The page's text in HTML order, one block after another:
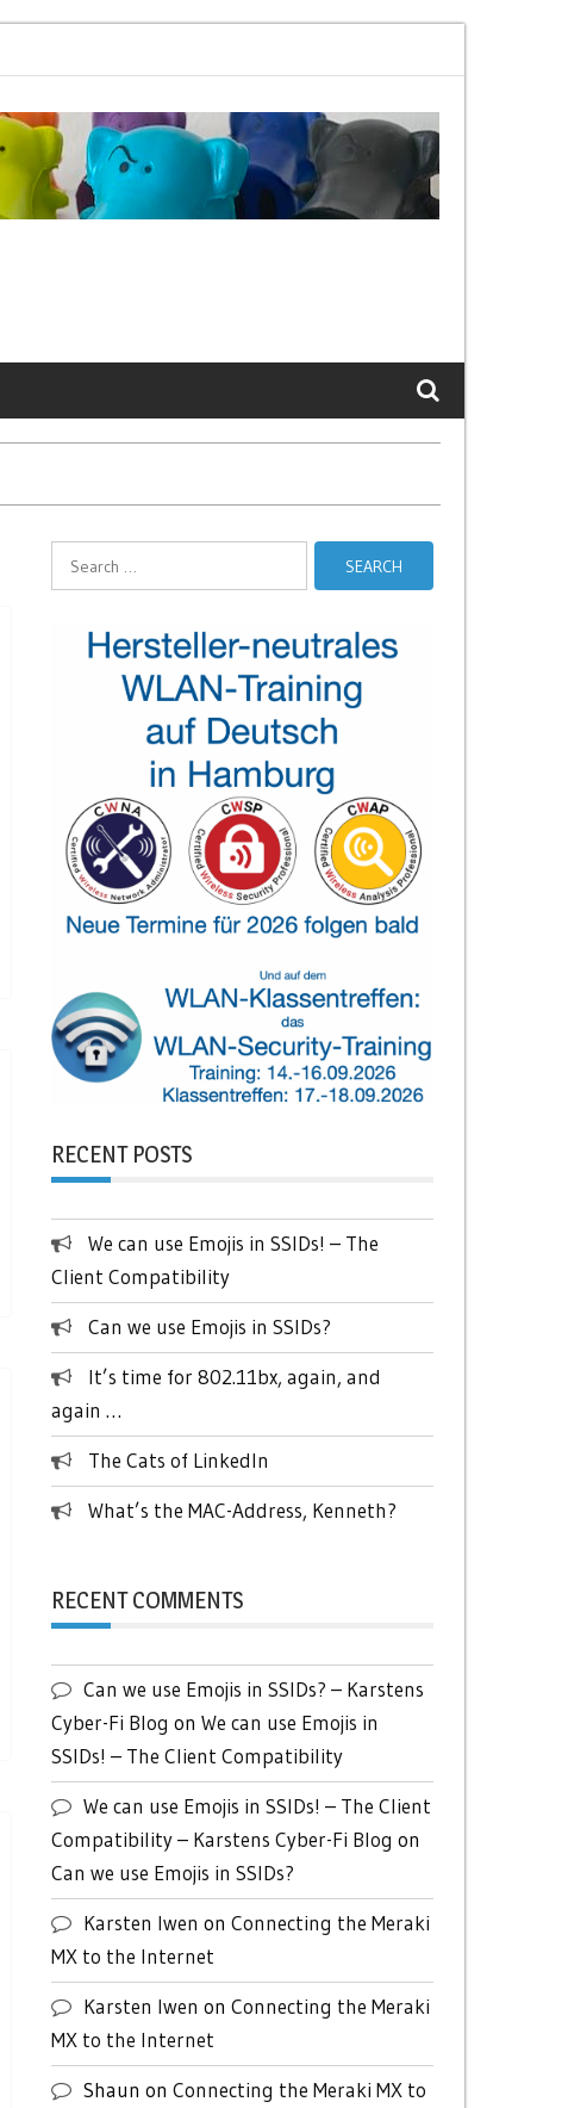
RECENT POSTS
We can use Emojis in SSIDs! – The
Client Compatibility
Can we use Emojis in SSIDs?
It’s time for 802.11bx, again, and
again …
The Cats of LinkedIn
What’s the MAC-Address, Kenneth?
RECENT COMMENTS
Can we use Emojis in SSIDs? – Karstens
Cyber-Fi Blog on We can use Emojis in
SSIDs! – The Client Compatibility
We can use Emojis in SSIDs! – The Client
Compatibility – Karstens Cyber-Fi Blog on
Can we use Emojis in SSIDs?
Karsten Iwen on Connecting the Meraki
MX to the Internet
Karsten Iwen on Connecting the Meraki
MX to the Internet
Shaun on Connecting the Meraki MX to